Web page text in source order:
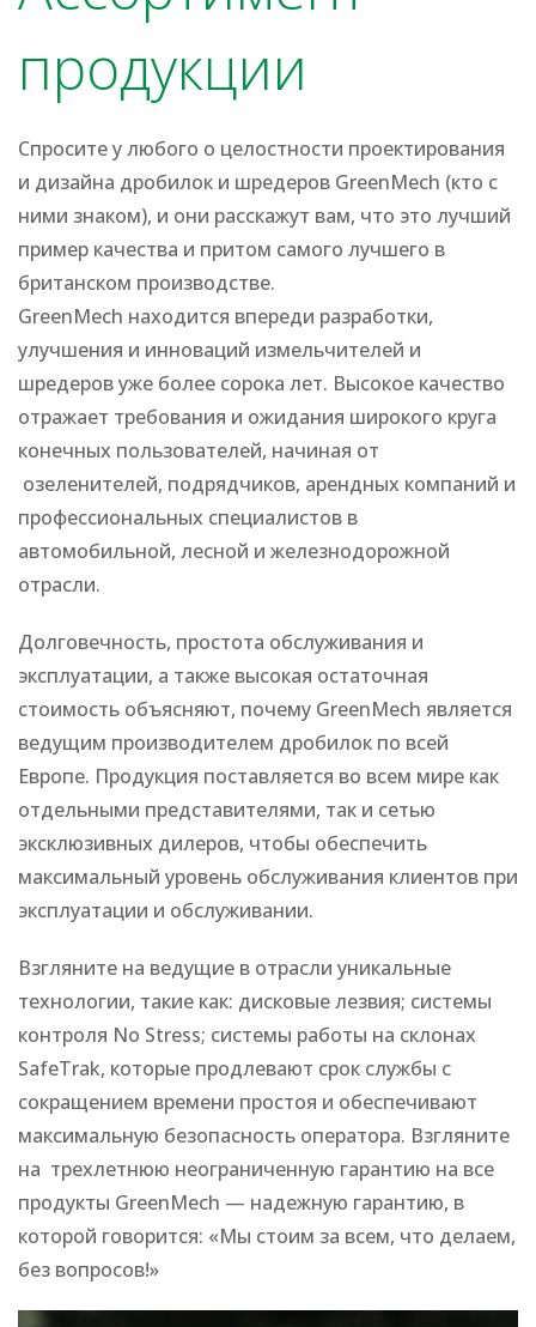
продукции
Спросите у любого о целостности проектирования
и дизайна дробилок и шредеров GreenMech (кто с
ними знаком), и они расскажут вам, что это лучший
пример качества и притом самого лучшего в
британском производстве.
GreenMech находится впереди разработки,
улучшения и инноваций измельчителей и
шредеров уже более сорока лет. Высокое качество
отражает требования и ожидания широкого круга
конечных пользователей, начиная от
озеленителей, подрядчиков, арендных компаний и
профессиональных специалистов в
автомобильной, лесной и железнодорожной
отрасли.
Долговечность, простота обслуживания и
эксплуатации, а также высокая остаточная
стоимость объясняют, почему GreenMech является
ведущим производителем дробилок по всей
Европе. Продукция поставляется во всем мире как
отдельными представителями, так и сетью
эксклюзивных дилеров, чтобы обеспечить
максимальный уровень обслуживания клиентов при
эксплуатации и обслуживании.
Взгляните на ведущие в отрасли уникальные
технологии, такие как: дисковые лезвия; системы
контроля No Stress; системы работы на склонах
SafeTrak, которые продлевают срок службы с
сокращением времени простоя и обеспечивают
максимальную безопасность оператора. Взгляните
на трехлетнюю неограниченную гарантию на все
продукты GreenMech — надежную гарантию, в
которой говорится: «Мы стоим за всем, что делаем,
без вопросов!»